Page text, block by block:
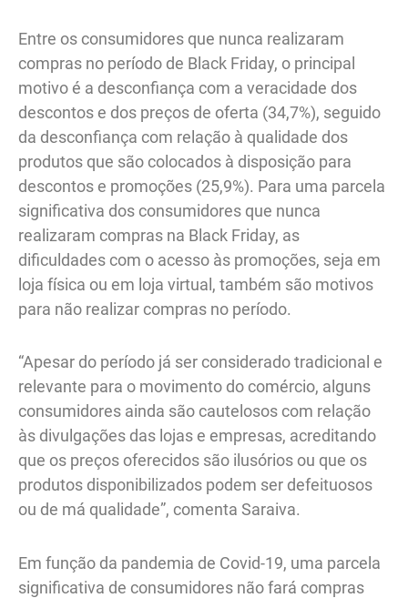
Entre os consumidores que nunca realizaram
compras no período de Black Friday, o principal
motivo é a desconfiança com a veracidade dos
descontos e dos preços de oferta (34,7%), seguido
da desconfiança com relação à qualidade dos
produtos que são colocados à disposição para
descontos e promoções (25,9%). Para uma parcela
significativa dos consumidores que nunca
realizaram compras na Black Friday, as
dificuldades com o acesso às promoções, seja em
loja física ou em loja virtual, também são motivos
para não realizar compras no período.
“Apesar do período já ser considerado tradicional e
relevante para o movimento do comércio, alguns
consumidores ainda são cautelosos com relação
às divulgações das lojas e empresas, acreditando
que os preços oferecidos são ilusórios ou que os
produtos disponibilizados podem ser defeituosos
ou de má qualidade”, comenta Saraiva.
Em função da pandemia de Covid-19, uma parcela
significativa de consumidores não fará compras